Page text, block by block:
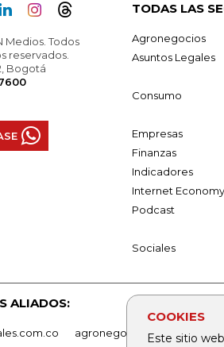
COOKIES
Este sitio
Medios. Todos
reservados.
Bogotá
TODAS LAS
Agronegocios
Asuntos Legales
Consumo
Empresas
Finanzas
Indicadores
Internet Economy
Podcast
Sociales
ALIADOS:
agronegocios.co